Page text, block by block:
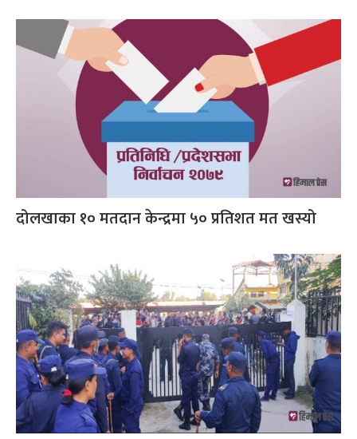
दोलखाका १० मतदान केन्द्रमा ५० प्रतिशत मत खस्यो